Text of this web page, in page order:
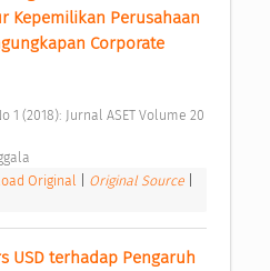
Kepemilikan Perusahaan
Corporate
Original Original Source
USD terhadap Pengaruh